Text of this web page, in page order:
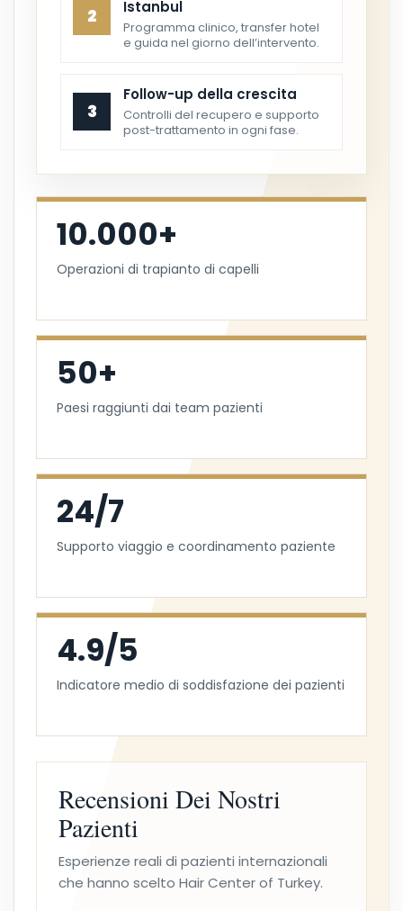
2
Istanbul
Programma clinico, transfer hotel
e guida nel giorno dell’intervento.
3
Follow-up della crescita
Controlli del recupero e supporto
post-trattamento in ogni fase.
10.000+
Operazioni di trapianto di capelli
50+
Paesi raggiunti dai team pazienti
24/7
Supporto viaggio e coordinamento paziente
4.9/5
Indicatore medio di soddisfazione dei pazienti
Recensioni Dei Nostri
Pazienti
Esperienze reali di pazienti internazionali
che hanno scelto Hair Center of Turkey.